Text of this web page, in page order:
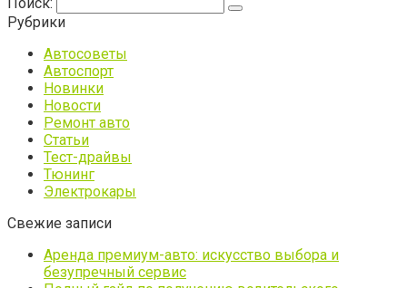
Рубрики
Автосоветы
Автоспорт
Новинки
Новости
Ремонт авто
Статьи
Тест-драйвы
Тюнинг
Электрокары
Свежие записи
Аренда премиум-авто: искусство выбора и
безупречный сервис